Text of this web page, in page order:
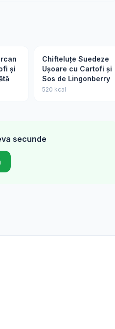
și
Chifteluțe Suedeze
Ușoare cu Cartofi și
Sos de Lingonberry
520 kcal
secunde